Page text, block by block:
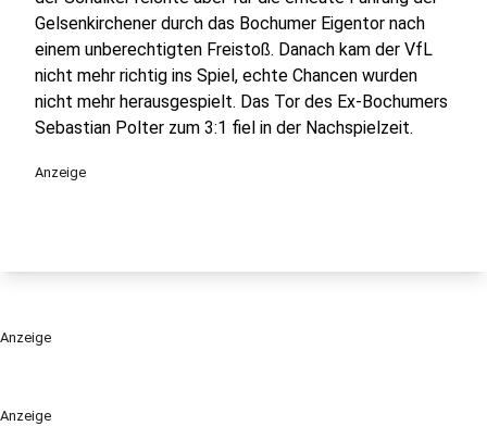
Anzeige
Gelsenkirchener durch das Bochumer Eigentor nach
einem unberechtigten Freistoß. Danach kam der VfL
nicht mehr richtig ins Spiel, echte Chancen wurden
nicht mehr herausgespielt. Das Tor des Ex-Bochumers
Sebastian Polter zum 3:1 fiel in der Nachspielzeit.
Anzeige
Anzeige